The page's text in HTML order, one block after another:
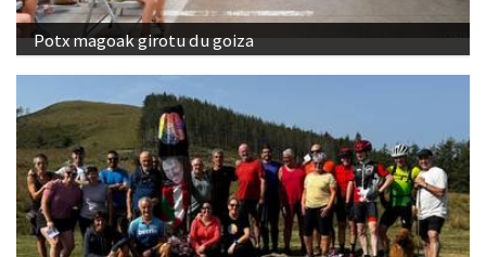
Potx magoak girotu du goiza